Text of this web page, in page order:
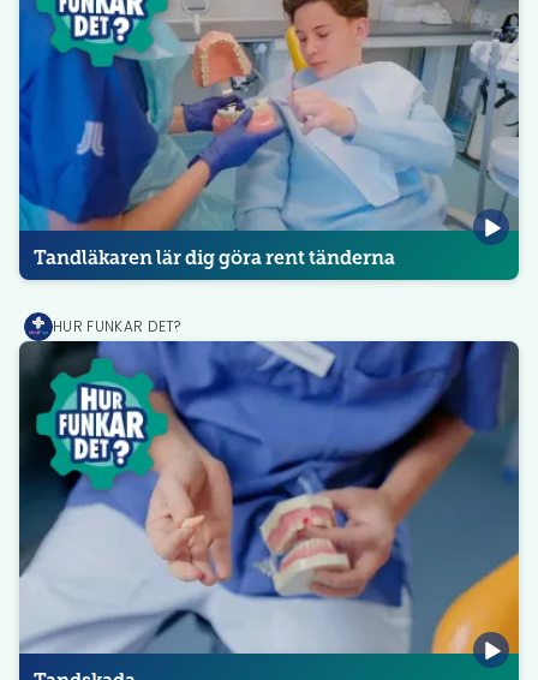
Tandläkaren lär dig göra rent tänderna
MediPrep
HUR FUNKAR DET?